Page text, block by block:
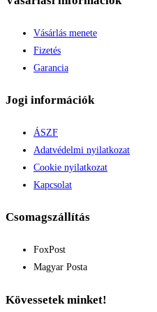
Vásárlás menete
Fizetés
Garancia
Jogi információk
ÁSZF
Adatvédelmi nyilatkozat
Cookie nyilatkozat
Kapcsolat
Csomagszállítás
FoxPost
Magyar Posta
Kövessetek minket!